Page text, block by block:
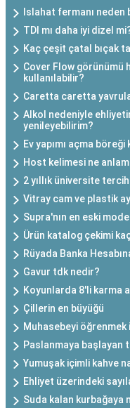
Islahat fermanı neden
TDI mı daha iyi dizel
Kaç çeşit çatal bıçak
Cover Flow görünümü
kullanılabilir?
Caretta caretta
Alkol nedeniyle
yenileyebilirim?
Ev yapımı açma
Host kelimesi ne
2 yıllık üniversite
Vitray cam ve plastik
Supra'nın en eski
Ürün katalog çekimi
Rüyada Banka
Gavur tdk nedir?
Koyunlarda 8'li karma
Çillerin en büyüğü
Muhasebeyi
Paslanmaya başlayan
Yumuşak içimli kahve
Ehliyet üzerindeki
Suda kalan kurbağaya